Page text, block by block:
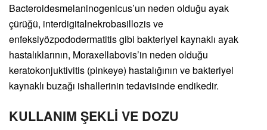
Bacteroidesmelaninogenicus’un neden olduğu ayak
çürüğü, interdigitalnekrobasillozis ve
enfeksiyözpododermatitis gibi bakteriyel kaynaklı ayak
hastalıklarının, Moraxellabovis’in neden olduğu
keratokonjuktivitis (pinkeye) hastalığının ve bakteriyel
kaynaklı buzağı ishallerinin tedavisinde endikedir.
KULLANIM ŞEKLİ VE DOZU